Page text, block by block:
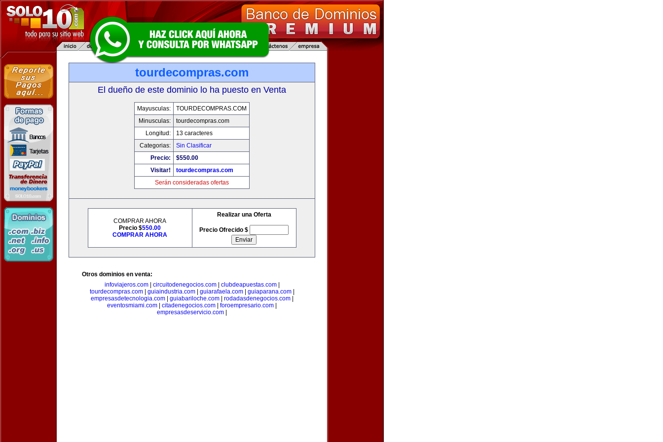
tourdecompras.com
El dueño de este dominio lo ha puesto en Venta
Mayusculas:
TOURDECOMPRAS.COM
Minusculas:
tourdecompras.com
Longitud:
13 caracteres
Categorias:
Sin Clasificar
Precio:
$550.00
Visitar!
tourdecompras.com
Serán consideradas ofertas
COMPRAR AHORA
Precio $550.00
COMPRAR AHORA
Realizar una Oferta
Precio Ofrecido $
Otros dominios en venta:
infoviajeros.com| circuitodenegocios.com| clubdeapuestas.com|
tourdecompras.com| guiaindustria.com| guiarafaela.com| guiaparana.com|
empresasdetecnologia.com| guiabariloche.com| rodadasdenegocios.com|
eventosmiami.com
citadenegocios.com foroempresario.com
empresasdeservicio.com